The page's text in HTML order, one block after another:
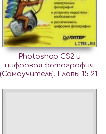
Photoshop CS2 и
цифровая фотография
(Самоучитель). Главы 15-21.